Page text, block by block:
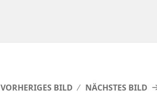
VORHERIGES BILD NÄCHSTES BILD